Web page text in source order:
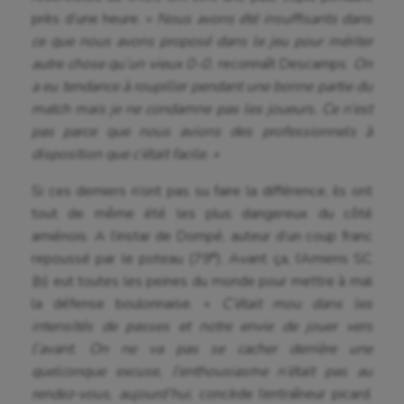
près d’une heure. «
Nous avons été insuffisants dans
ce que nous avons proposé dans le jeu pour mériter
autre chose qu’un vieux 0-0,
reconnaît Descamps.
On
a eu tendance à roupiller pendant une bonne partie du
match mais je ne condamne pas les joueurs. Ce n’est
pas parce que nous avions des professionnels à
disposition que c’était facile. »
Si ces derniers n’ont pas su faire la différence, ils ont
tout de même été les plus dangereux du côté
amiénois. A l’instar de Dompé, auteur d’un coup franc
repoussé par le poteau (79e
). Avant ça, l’Amiens SC
(b) eut toutes les peines du monde pour mettre à mal
la défense boulonnaise. «
C’était mou dans les
intensités de passes et notre envie de jouer vers
l’avant. On ne va pas se cacher derrière une
quelconque excuse, l’enthousiasme n’était pas au
rendez-vous, aujourd’hui
, concède l’entraîneur picard.